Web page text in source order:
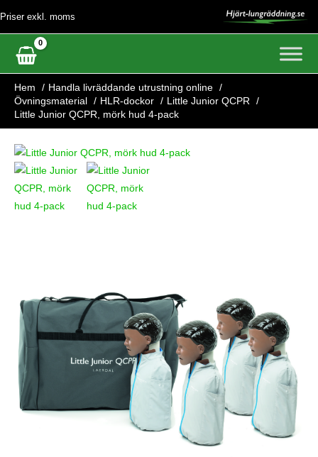
innehåll
Priser exkl. moms
Hem
Handla livräddande utrustning online
Övningsmaterial
HLR-dockor
Little Junior QCPR
Little Junior QCPR, mörk hud 4-pack
Little
Junior
QCPR,
mörk